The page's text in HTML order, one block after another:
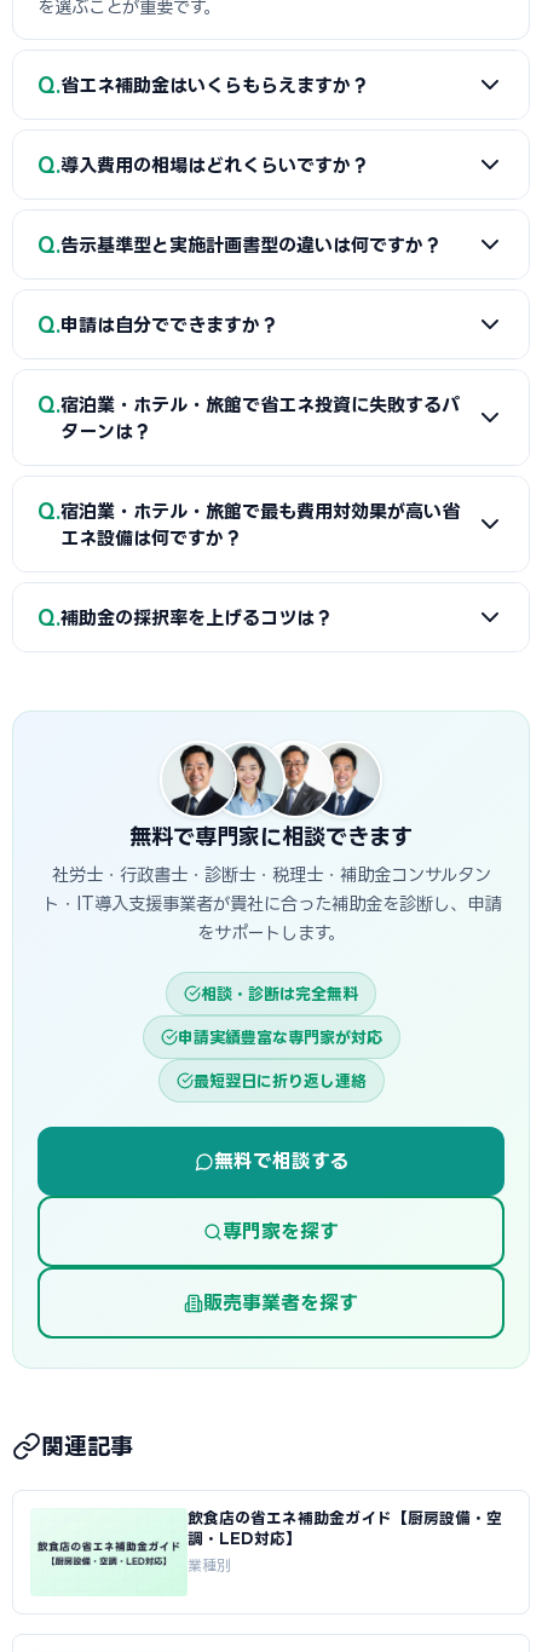
を選ぶことが重要です。
Q 省エネ補助金はいくらもらえますか？
A
宿泊業・ホテル・旅館の場合、指定設備導入事業（告示基
円です。補助率は1/3〜2/3で、省エネ効果や企業規模によっ
て異なります。
Q 導入費用の相場はどれくらいですか？
A
宿泊業・ホテル・旅館の省エネ設備の導入費用は500〜1
してください。
Q 告示基準型と実施計画書型の違いは何ですか？
A
指定設備導入事業（告示基準型）はSII認定の省エネ設備
（実施計画書型）は個別の省エネ計画に基づく設備投資に対
応し、大規模な省エネプロジェクトが可能ですが審査は厳格
です。
Q 申請は自分でできますか？
A
自分でも申請可能ですが、採択率を上げるために中小企業
診断士や行政書士に依頼するケースが多いです。当サイトで専
Q 宿泊業・ホテル・旅館で省エネ投資に失敗するパ
ターンは？
A
主な失敗パターンとして「採択前に設備を発注してしま
う」「告示基準型でSII未認定の設備を申請する」「事業計画
の取得が遅れて申請できない」などがあります。
Q 宿泊業・ホテル・旅館で最も費用対効果が高い省
エネ設備は何ですか？
A
宿泊業・ホテル・旅館では「高効率空調（ヒートポン
Q 補助金の採択率を上げるコツは？
（2）現状の課題と導入後の省エネ効果を定量的に示す、
（3）専門家に相談する、（4）公募開始前から準備を始め
る、の4点が特に重要です。
無料で専門家に相談できます
社労士・行政書士・診断士・税理士・補助金コンサルタン
ト・IT導入支援事業者が貴社に合った補助金を診断し、申請
をサポートします。
相談・診断は完全無料
申請実績豊富な専門家が対応
最短翌日に折り返し連絡
無料で相談する
専門家を探す
販売事業者を探す
関連記事
飲食店の省エネ補助金ガイド【厨房設備・空
調・LED対応】
業種別